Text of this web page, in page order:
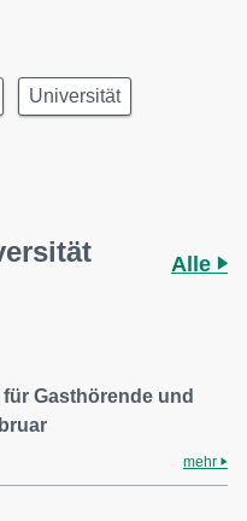
Universität
Alle
Gasthörende und
mehr